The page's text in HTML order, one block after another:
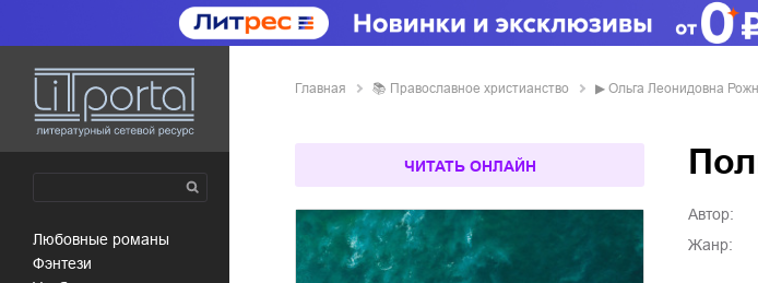
любовные романы
фэнтези
Главная 📚 православное христианство ▶ Ольга Леонидовна
ЧИТАТЬ ОНЛАЙН
Автор:
Жанр: